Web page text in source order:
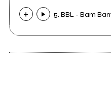
5. BBL - Bam